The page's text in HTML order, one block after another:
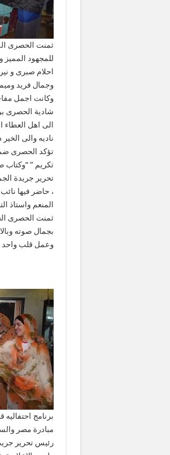
ثمنت الحصرى
للمجهود
احلام صبرى و
وجمال فريد
وكانت اجمل
شادية الحصرى
الى اهل العطاء
ناديه والى
تكريم ” “وكتاب
، حاضر فيها
المنعم واستاذ
ثمنت الحصرى
بجمال صوته
وعمل قلب واحد
برنامج
مبادرة مصر
رئيس تحرير